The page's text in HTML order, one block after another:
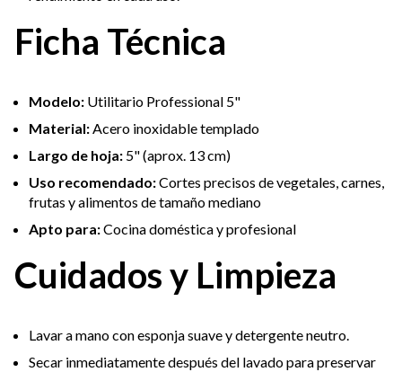
Ficha Técnica
Modelo: Utilitario Professional 5"
Material:Acero inoxidable templado
Largo de hoja: 5" (aprox. 13 cm)
Uso recomendado:Cortes precisos de vegetales, carnes,
frutas y alimentos de tamaño mediano
Apto para:Cocina doméstica y profesional
Cuidados y Limpieza
Lavar a mano con esponja suave y detergente neutro.
Secar inmediatamente después del lavado para preservar